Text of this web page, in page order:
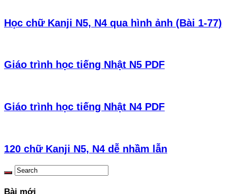
Học chữ Kanji N5, N4 qua hình ảnh (Bài 1-77)
Giáo trình học tiếng Nhật N5 PDF
Giáo trình học tiếng Nhật N4 PDF
120 chữ Kanji N5, N4 dễ nhầm lẫn
Bài mới